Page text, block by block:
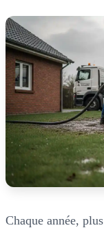
Chaque année,